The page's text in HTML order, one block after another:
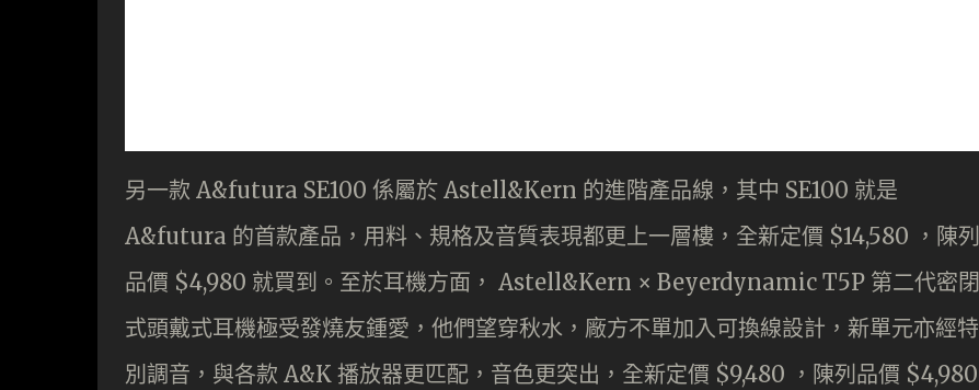
另一款 A&futura SE100 係屬於 Astell&Kern 的進階產品線，其中 SE100 就是
A&futura 的首款產品，用料、規格及音質表現都更上一層樓，全新定價 $14,580 ，陳列
品價 $4,980 就買到。至於耳機方面， Astell&Kern × Beyerdynamic T5P 第二代密閉
式頭戴式耳機極受發燒友鍾愛，他們望穿秋水，廠方不單加入可換線設計，新單元亦經特
別調音，與各款 A&K 播放器更匹配，音色更突出，全新定價 $9,480 ，陳列品價 $4,980